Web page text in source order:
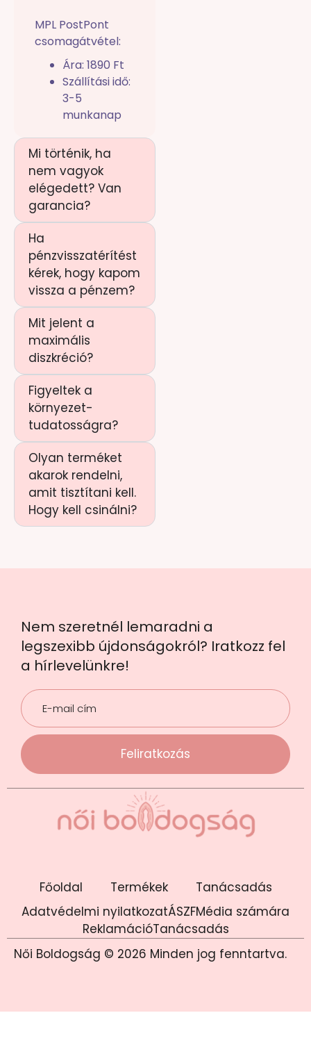
MPL PostPont
csomagátvétel:
Ára: 1890 Ft
Szállítási idő:
3-5
munkanap
Mi történik, ha
nem vagyok
elégedett? Van
garancia?
Ha
pénzvisszatérítést
kérek, hogy kapom
vissza a pénzem?
Mit jelent a
maximális
diszkréció?
Figyeltek a
környezet-
tudatosságra?
Olyan terméket
akarok rendelni,
amit tisztítani kell.
Hogy kell csinálni?
Nem szeretnél lemaradni a
legszexibb újdonságokról? Iratkozz fel
a hírlevelünkre!
Feliratkozás
Főoldal Termékek
Tanácsadás
Adatvédelmi nyilatkozatÁSZFMédia számára
ReklamációTanácsadás
Női Boldogság © 2026 Minden jog fenntartva.